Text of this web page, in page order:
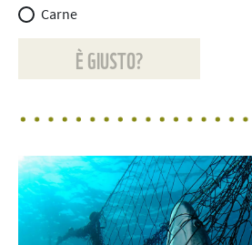
Carne
È GIUSTO?